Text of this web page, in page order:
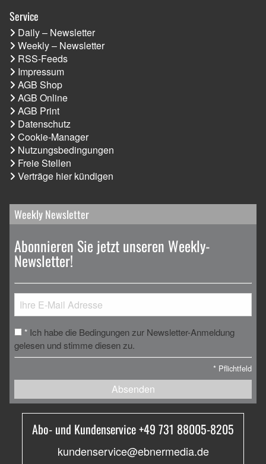
Service
Daily – Newsletter
Weekly – Newsletter
RSS-Feeds
Impressum
AGB Shop
AGB Online
AGB Print
Datenschutz
Cookie-Manager
Nutzungsbedingungen
Freie Stellen
Verträge hier kündigen
Weekly Newsletter
Abonnieren Sie jetzt unseren Weekly-
Newsletter!
* Ich habe die Bedingungen zur Newsletter-Anmeldung
gelesen und stimme diesen zu.
* Pflichtfeld
Absenden
Abo- und Kundenservice +49 731 88005-8205
kundenservice@ebnermedia.de